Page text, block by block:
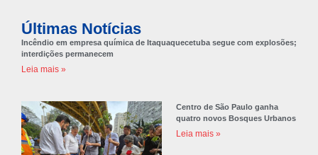
Últimas Notícias
Incêndio em empresa química de Itaquaquecetuba segue com explosões;
interdições permanecem
Leia mais »
Centro de São Paulo ganha
quatro novos Bosques Urbanos
Leia mais »